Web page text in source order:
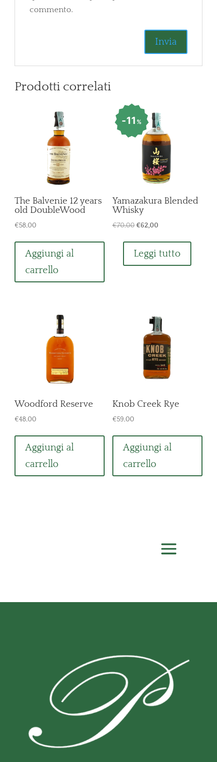
commento.
Prodotti correlati
The Balvenie 12 years
old DoubleWood
€58,00
Aggiungi al
carrello
11%
Yamazakura Blended
Whisky
€70,00 Il
originale
era:
€62,00Il
attuale
è:
Leggi tutto
Woodford Reserve
€48,00
Aggiungi al
carrello
Knob Creek Rye
€59,00
Aggiungi al
carrello